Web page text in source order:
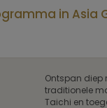
in Asia
Ontspan diep
traditionele
Taichi en